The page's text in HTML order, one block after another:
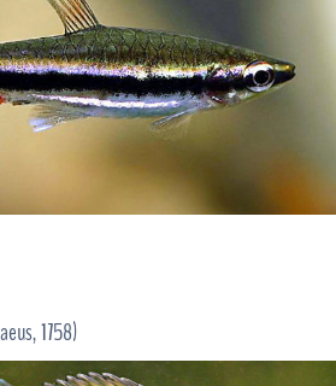
1758)